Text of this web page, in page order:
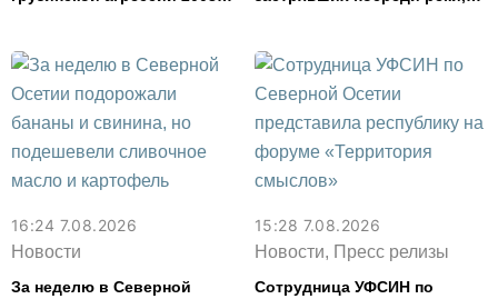
16:24 7.08.2026
Новости
За неделю в Северной
15:28 7.08.2026
Новости, Пресс релизы
Сотрудница УФСИН по